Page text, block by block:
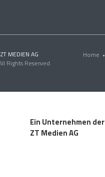
MEDIEN AG
Rights Reserved.
Home •
Ein Unternehmen der
ZT Medien AG